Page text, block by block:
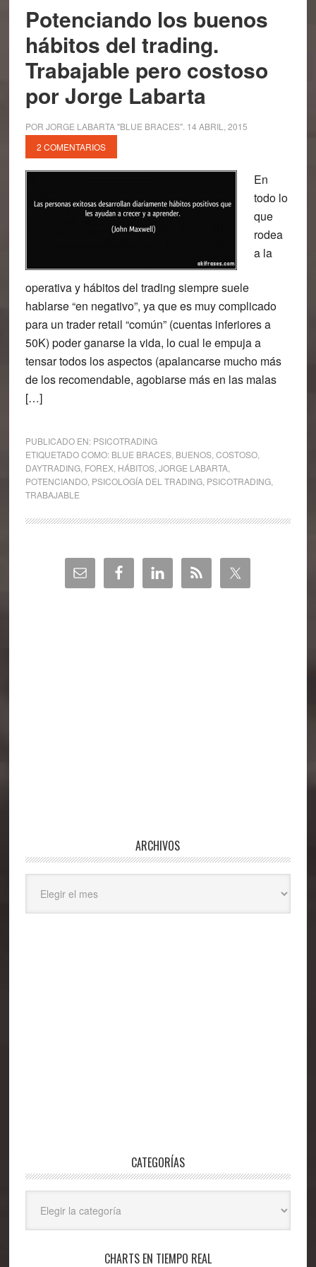
Potenciando los buenos
hábitos del trading.
Trabajable pero costoso
por Jorge Labarta
POR JORGE LABARTA "BLUE BRACES". 14 ABRIL, 2015
2 COMENTARIOS
En
todo lo
que
rodea
a la
operativa y hábitos del trading siempre suele
hablarse “en negativo”, ya que es muy complicado
para un trader retail “común” (cuentas inferiores a
50K) poder ganarse la vida, lo cual le empuja a
tensar todos los aspectos (apalancarse mucho más
de los recomendable, agobiarse más en las malas
[…]
PUBLICADO EN: PSICOTRADING
ETIQUETADO COMO: BLUE BRACES, BUENOS, COSTOSO,
DAYTRADING, FOREX, HÁBITOS, JORGE LABARTA,
POTENCIANDO, PSICOLOGÍA DEL TRADING, PSICOTRADING,
TRABAJABLE
Barra
lateral
ARCHIVOS
CATEGORÍAS
CHARTS EN TIEMPO REAL